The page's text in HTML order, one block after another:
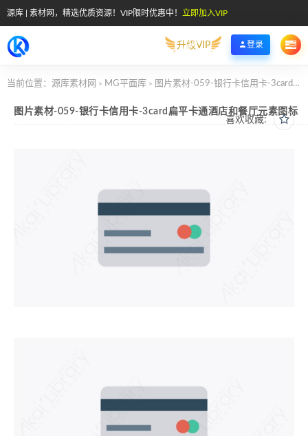
源库 | 素材网，精选优质资源！VIP限时优惠中！ 立即加入VIP
升级VIP 登录
当前位置： 源库素材网 > MG平面库 > 图片素材-059-银行卡信用卡-3card扁平卡通酒店和餐厅元素图标
喜欢收藏:
图片素材-059-银行卡信用卡-3card扁平卡通酒店和餐厅元素图标